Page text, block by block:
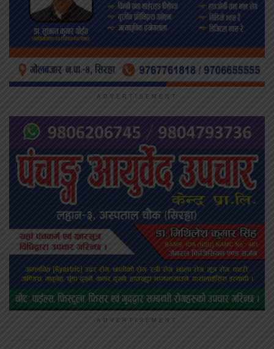
ADVERTISEMENT
ADVERTISEMENT